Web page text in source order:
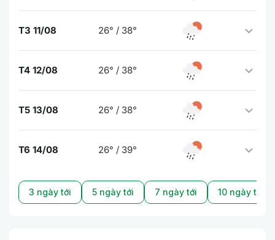
T3 11/08 26° / 38°
T4 12/08 26° / 38°
T5 13/08 26° / 38°
T6 14/08 26° / 39°
3 ngày tới 5 ngày tới 7 ngày tới 10 ngày tới